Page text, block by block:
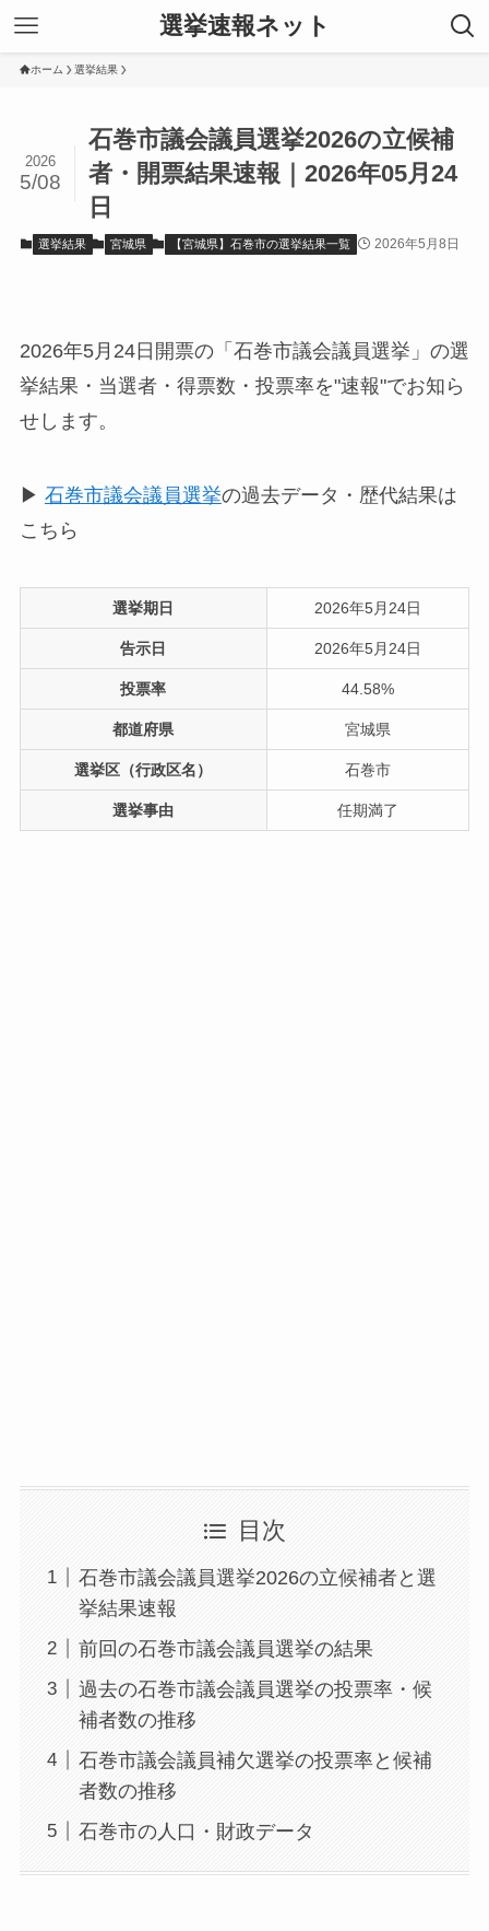
選挙速報ネット
ホーム 選挙結果
石巻市議会議員選挙2026の立候補
者・開票結果速報｜2026年05月24
日
2026
5/08
選挙結果 宮城県 【宮城県】石巻市の選挙結果一覧 2026年5月8日
2026年5月24日開票の「石巻市議会議員選挙」の選
挙結果・当選者・得票数・投票率を"速報"でお知ら
せします。
▶ 石巻市議会議員選挙の過去データ・歴代結果は
こちら
選挙期日 2026年5月24日
告示日 2026年5月24日
投票率 44.58%
都道府県 宮城県
選挙区（行政区名） 石巻市
選挙事由 任期満了
目次
石巻市議会議員選挙2026の立候補者と選
挙結果速報
前回の石巻市議会議員選挙の結果
過去の石巻市議会議員選挙の投票率・候
補者数の推移
石巻市議会議員補欠選挙の投票率と候補
者数の推移
石巻市の人口・財政データ